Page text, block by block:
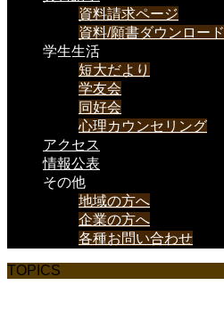
資料請求ページ
資料/願書ダウンロード
学生生活
短大だより
学友会
同好会
心理カウンセリング
アクセス
情報公表
その他
地域の方へ
企業の方へ
各種お問い合わせ
TOPICS